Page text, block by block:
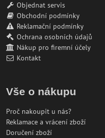
Objednat servis
Obchodní podmínky
Reklamační podmínky
Ochrana osobních údajů
Nákup pro firemní účely
Kontakt
Vše o nákupu
Proč nakoupit u nás?
Reklamace a vrácení zboží
Doručení zboží